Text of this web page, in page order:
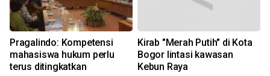
Pragalindo: Kompetensi
mahasiswa hukum perlu
terus ditingkatkan
Kirab "Merah Putih" di Kota
Bogor lintasi kawasan
Kebun Raya